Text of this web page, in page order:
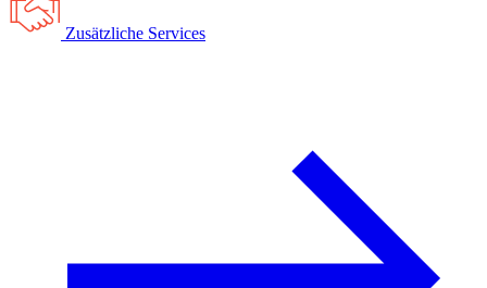
Zusätzliche Services